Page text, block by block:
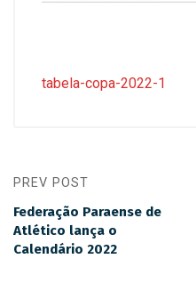
tabela-copa-2022-1
PREV POST
Federação Paraense de
Atlético lança o
Calendário 2022